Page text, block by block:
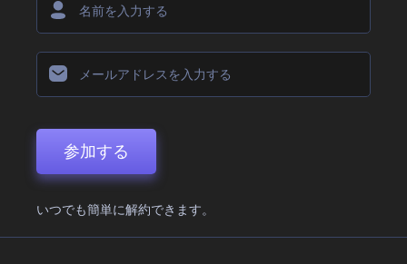
参加する
いつでも簡単に解約できます。